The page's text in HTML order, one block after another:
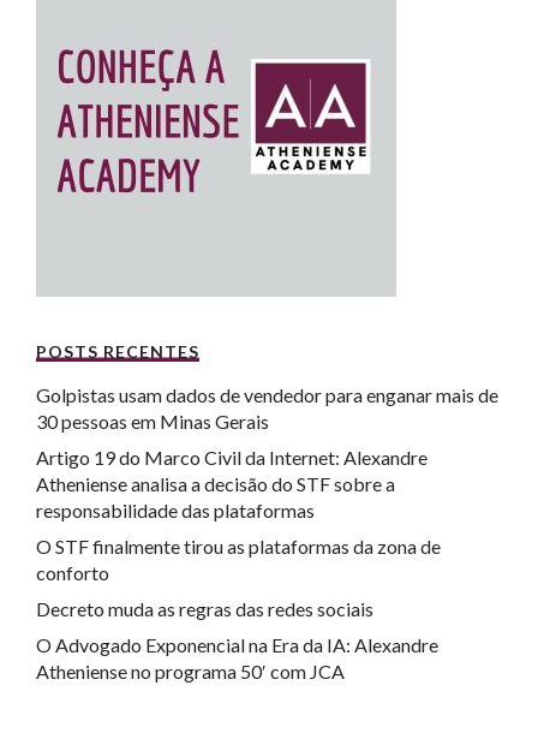
POSTS RECENTES
Golpistas usam dados de vendedor para enganar mais de
30 pessoas em Minas Gerais
Artigo 19 do Marco Civil da Internet: Alexandre
Atheniense analisa a decisão do STF sobre a
responsabilidade das plataformas
O STF finalmente tirou as plataformas da zona de
conforto
Decreto muda as regras das redes sociais
O Advogado Exponencial na Era da IA: Alexandre
Atheniense no programa 50′ com JCA